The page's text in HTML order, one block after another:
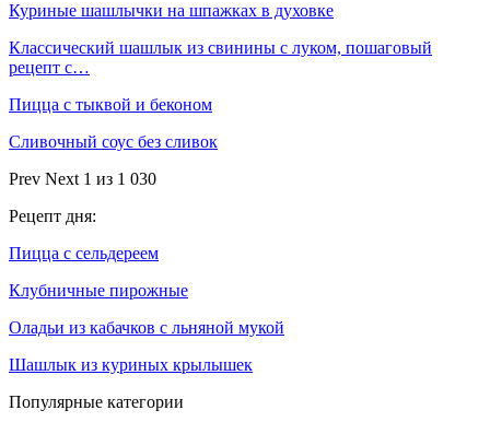
Куриные шашлычки на шпажках в духовке
Классический шашлык из свинины с луком, пошаговый
рецепт с…
Пицца с тыквой и беконом
Сливочный соус без сливок
Prev Next 1 из 1 030
Рецепт дня:
Пицца с сельдереем
Клубничные пирожные
Оладьи из кабачков с льняной мукой
Шашлык из куриных крылышек
Популярные категории